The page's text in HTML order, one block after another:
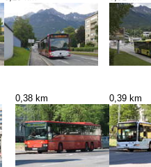
0,38 km 0,39 km